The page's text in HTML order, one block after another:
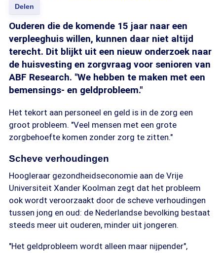
Delen
Ouderen die de komende 15 jaar naar een
verpleeghuis willen, kunnen daar niet altijd
terecht. Dit blijkt uit een nieuw onderzoek naar
de huisvesting en zorgvraag voor senioren van
ABF Research. "We hebben te maken met een
bemensings- en geldprobleem."
Het tekort aan personeel en geld is in de zorg een
groot probleem. "Veel mensen met een grote
zorgbehoefte komen zonder zorg te zitten."
Scheve verhoudingen
Hoogleraar gezondheidseconomie aan de Vrije
Universiteit Xander Koolman zegt dat het probleem
ook wordt veroorzaakt door de scheve verhoudingen
tussen jong en oud: de Nederlandse bevolking bestaat
steeds meer uit ouderen, minder uit jongeren.
"Het geldprobleem wordt alleen maar nijpender",